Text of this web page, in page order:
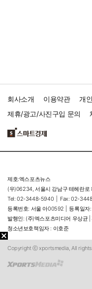
회사소개 이용약관
개
제휴/광고/사진구입 문의
제호:엑스포츠뉴스
(우)06234, 서울시 강남구 테헤란로
Tel: 02-3448-5940 |
Fax: 02-
등록번호: 서울 아00592 |
등록일자
발행인: (주)엑스포츠미디어 우상균 |
청소년보호책임자 : 이호준
Copyright ⓒ xportsmedia, All rights